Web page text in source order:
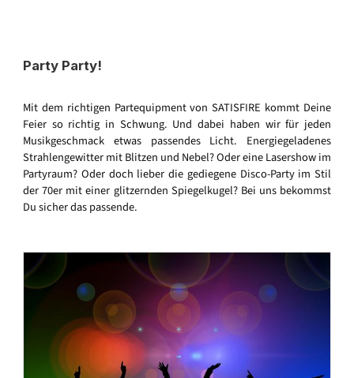
Party Party!
Mit dem richtigen Partequipment von SATISFIRE kommt Deine
Feier so richtig in Schwung. Und dabei haben wir für jeden
Musikgeschmack etwas passendes Licht. Energiegeladenes
Strahlengewitter mit Blitzen und Nebel? Oder eine Lasershow im
Partyraum? Oder doch lieber die gediegene Disco-Party im Stil
der 70er mit einer glitzernden Spiegelkugel? Bei uns bekommst
Du sicher das passende.